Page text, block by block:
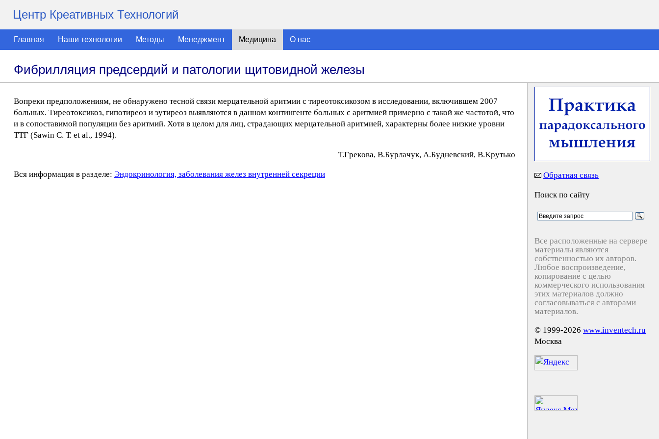
Центр Креативных Технологий
Главная Наши технологии Методы Менеджмент Медицина О нас
Фибрилляция предсердий и патологии щитовидной железы
Вопреки предположениям, не обнаружено тесной связи мерцательной аритмии с тиреотоксикозом в исследовании, включившем 2007
больных. Тиреотоксикоз, гипотиреоз и эутиреоз выявляются в данном контингенте больных с аритмией примерно с такой же частотой, что
и в сопоставимой популяции без аритмий. Хотя в целом для лиц, страдающих мерцательной аритмией, характерны более низкие уровни
ТТГ (Sawin С. Т. et al., 1994).
Т.Гpeкoвa, B.Бypлaчyк, A.Бyднeвcкий, B.Kpyтькo
Вся информация в разделе: Эндокринология, заболевания желез внутренней секреции Обратная связь
Поиск по сайту
Все расположенные на сервере
материалы являются
собственностью их авторов.
Любое воспроизведение,
копирование с целью
коммерческого использования
этих материалов должно
согласовываться с авторами
материалов.
© 1999-2026 www.inventech.ru
Москва